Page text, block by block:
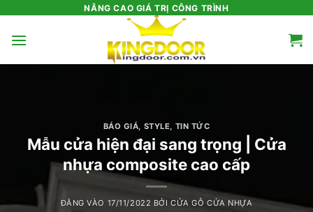
nội
NÂNG CAO GIÁ TRỊ CÔNG TRÌNH
BÁO GIÁ STYLE TIN TỨC
Mẫu cửa hiện đại sang trọng | Cửa
nhựa composite cao cấp
ĐĂNG VÀO 17/11/2022 BỞICỬA GỖ CỬA NHỰA